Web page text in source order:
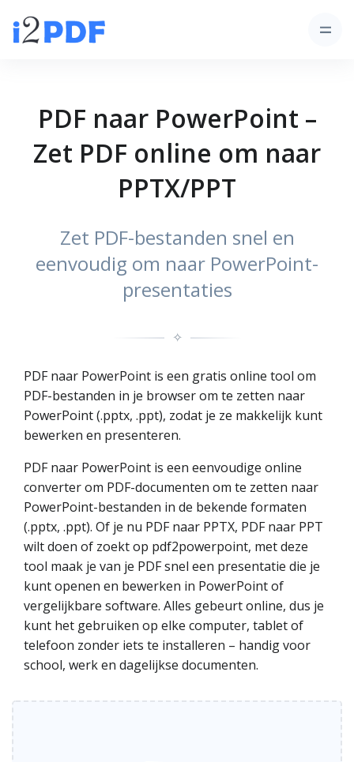
PDF naar PowerPoint –
Zet PDF online om naar
PPTX/PPT
Zet PDF-bestanden snel en
eenvoudig om naar PowerPoint-
presentaties
✧
PDF naar PowerPoint is een gratis online tool om
PDF-bestanden in je browser om te zetten naar
PowerPoint (.pptx, .ppt), zodat je ze makkelijk kunt
bewerken en presenteren.
PDF naar PowerPoint is een eenvoudige online
converter om PDF-documenten om te zetten naar
PowerPoint-bestanden in de bekende formaten
(.pptx, .ppt). Of je nu PDF naar PPTX, PDF naar PPT
wilt doen of zoekt op pdf2powerpoint, met deze
tool maak je van je PDF snel een presentatie die je
kunt openen en bewerken in PowerPoint of
vergelijkbare software. Alles gebeurt online, dus je
kunt het gebruiken op elke computer, tablet of
telefoon zonder iets te installeren – handig voor
school, werk en dagelijkse documenten.